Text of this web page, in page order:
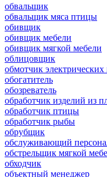
обвальщик
обвальщик мяса птицы
обивщик
обивщик мебели
обивщик мягкой мебели
облицовщик
обмотчик
обогатитель
обозреватель
обработчик изделий из
обработчик птицы
обработчик рыбы
обрубщик
обслуживающий
обстрельщик мягкой
обходчик
объектный менеджер